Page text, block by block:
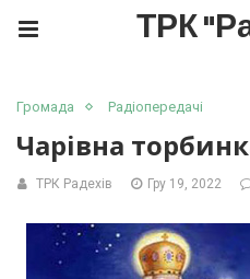
ТРК
Громада Радіопередачі
Чарівна
ТРК Радехів Гру 19, 2022